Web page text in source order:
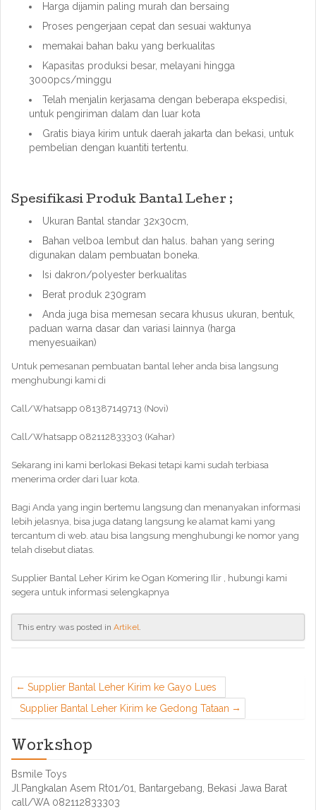
Harga dijamin paling murah dan bersaing
Proses pengerjaan cepat dan sesuai waktunya
memakai bahan baku yang berkualitas
Kapasitas produksi besar, melayani hingga
3000pcs/minggu
Telah menjalin kerjasama dengan beberapa ekspedisi,
untuk pengiriman dalam dan luar kota
Gratis biaya kirim untuk daerah jakarta dan bekasi, untuk
pembelian dengan kuantiti tertentu.
Spesifikasi Produk Bantal Leher ;
Ukuran Bantal standar 32x30cm,
Bahan velboa lembut dan halus. bahan yang sering
digunakan dalam pembuatan boneka.
Isi dakron/polyester berkualitas
Berat produk 230gram
Anda juga bisa memesan secara khusus ukuran, bentuk,
paduan warna dasar dan variasi lainnya (harga
menyesuaikan)
Untuk pemesanan pembuatan bantal leher anda bisa langsung
menghubungi kami di
Call/Whatsapp 081387149713 (Novi)
Call/Whatsapp 082112833303 (Kahar)
Sekarang ini kami berlokasi Bekasi tetapi kami sudah terbiasa
menerima order dari luar kota.
Bagi Anda yang ingin bertemu langsung dan menanyakan informasi
lebih jelasnya, bisa juga datang langsung ke alamat kami yang
tercantum di web. atau bisa langsung menghubungi ke nomor yang
telah disebut diatas.
Supplier Bantal Leher Kirim ke Ogan Komering Ilir , hubungi kami
segera untuk informasi selengkapnya
This entry was posted in Artikel.
Supplier Bantal Leher Kirim ke Gayo Lues
Supplier Bantal Leher Kirim ke Gedong Tataan
Workshop
Bsmile Toys
Jl.Pangkalan Asem Rt01/01, Bantargebang, Bekasi Jawa Barat
call/WA 082112833303